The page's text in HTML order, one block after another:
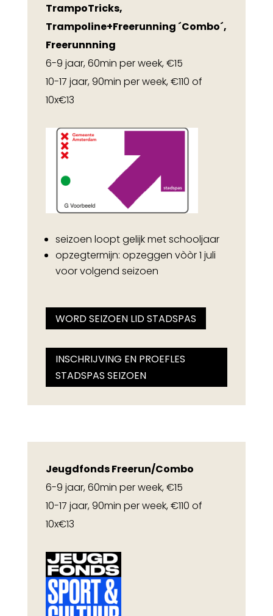
TrampoTricks,
Trampoline+Freerunning ´Combo´,
Freerunnning
6-9 jaar, 60min per week, €15
10-17 jaar, 90min per week, €110 of
10x€13
seizoen loopt gelijk met schooljaar
opzegtermijn: opzeggen vòòr 1 juli
voor volgend seizoen
WORD SEIZOEN LID STADSPAS
INSCHRIJVING EN PROEFLES
STADSPAS SEIZOEN
Jeugdfonds Freerun/Combo
6-9 jaar, 60min per week, €15
10-17 jaar, 90min per week, €110 of
10x€13